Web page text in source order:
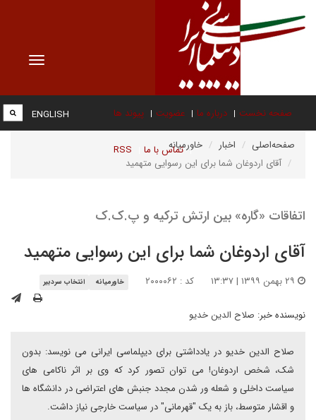
Toggle
صفحه نخست درباره ما عضویت پیوند ها
تماس با ما RSS
ENGLISH
صفحه‌اصلی اخبار
خاورمیانه
آقای اردوغان شما برای این رسوایی متهمید
«گاره» بین ارتش ترکیه و پ.ک.ک
اردوغان شما برای این رسوایی متهمید
خاورمیانه انتخاب سردبیر
خبر:صلاح الدین خدیو
صلاح الدین خدیو در یادداشتی برای دیپلماسی ایرانی می نویسد: بدون
شک، شخص اردوغان! می توان تصور کرد که وی بر اثر ناکامی های
سیاست داخلی و شعله ور شدن مجدد جنبش های اعتراضی در دانشگاه ها
و اقشار متوسط، باز به یک "قهرمانی" در سیاست خارجی نیاز داشت.